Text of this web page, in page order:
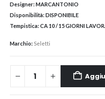
Designer:MARCANTONIO
Disponibilità:DISPONIBILE
Tempistica:CA 10 / 15 GIORNI
Marchio: Seletti